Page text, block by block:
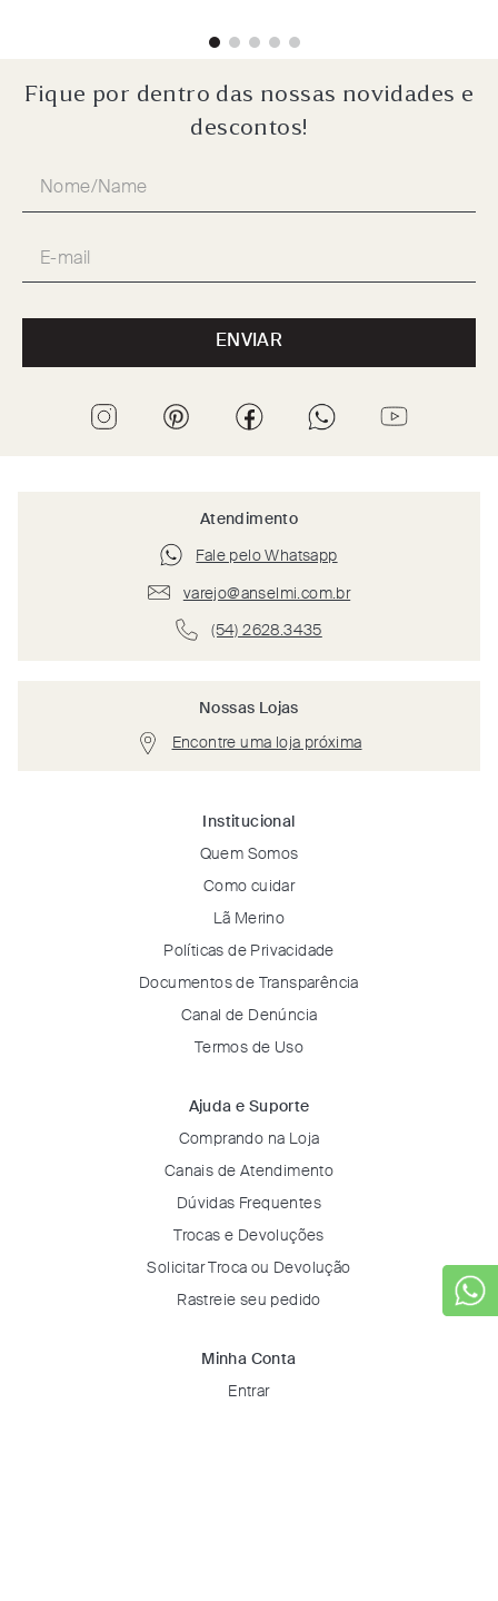
Fique por dentro das nossas novidades e
descontos!
ENVIAR
Atendimento
Fale pelo Whatsapp
varejo@anselmi.com.br
(54) 2628.3435
Nossas Lojas
Encontre uma loja próxima
Institucional
Quem Somos
Como cuidar
Lã Merino
Políticas de Privacidade
Documentos de Transparência
Canal de Denúncia
Termos de Uso
Ajuda e Suporte
Comprando na Loja
Canais de Atendimento
Dúvidas Frequentes
Trocas e Devoluções
Solicitar Troca ou Devolução
Rastreie seu pedido
Minha Conta
Entrar